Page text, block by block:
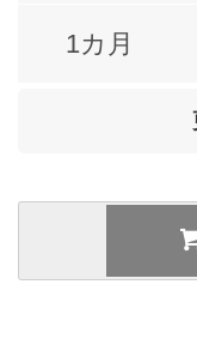
1カ月
3カ月
4カ月